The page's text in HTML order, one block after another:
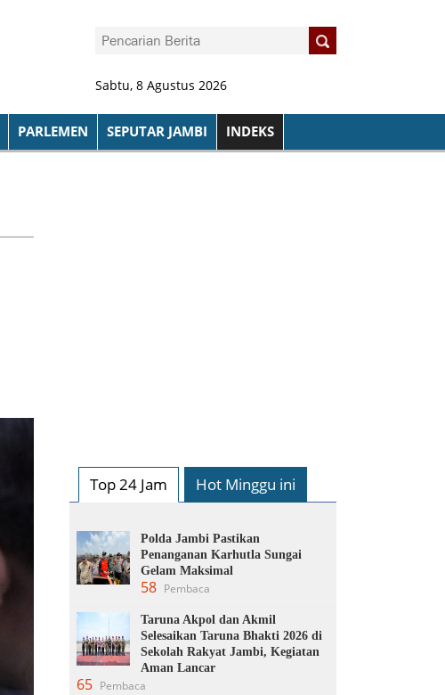
Sabtu, 8 Agustus 2026
PARLEMEN SEPUTAR JAMBI INDEKS
Top 24 Jam Hot Minggu ini
Polda Jambi Pastikan
Penanganan Karhutla Sungai
Gelam Maksimal
58 Pembaca
Taruna Akpol dan Akmil
Selesaikan Taruna Bhakti 2026 di
Sekolah Rakyat Jambi, Kegiatan
Aman Lancar
65 Pembaca